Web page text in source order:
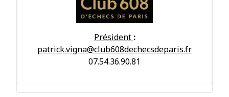
Président :
patrick.vigna@club608dechecsdeparis.fr
07.54.36.90.81